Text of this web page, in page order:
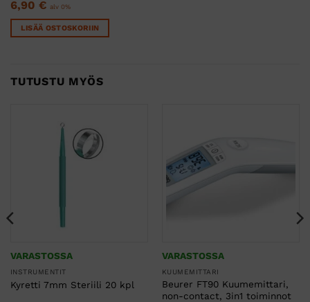
6,90 € alv 0%
LISÄÄ OSTOSKORIIN
TUTUSTU MYÖS
VARASTOSSA
INSTRUMENTIT
Kyretti 7mm Steriili 20 kpl
VARASTOSSA
KUUMEMITTARI
Beurer FT90 Kuumemittari,
non-contact, 3in1 toiminnot